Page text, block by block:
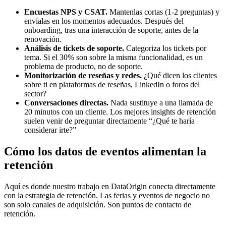
Encuestas NPS y CSAT. Mantenlas cortas (1-2 preguntas) y
envíalas en los momentos adecuados. Después del
onboarding, tras una interacción de soporte, antes de la
renovación.
Análisis de tickets de soporte. Categoriza los tickets por
tema. Si el 30% son sobre la misma funcionalidad, es un
problema de producto, no de soporte.
Monitorización de reseñas y redes. ¿Qué dicen los clientes
sobre ti en plataformas de reseñas, LinkedIn o foros del
sector?
Conversaciones directas. Nada sustituye a una llamada de
20 minutos con un cliente. Los mejores insights de retención
suelen venir de preguntar directamente “¿Qué te haría
considerar irte?”
Cómo los datos de eventos alimentan la
retención
Aquí es donde nuestro trabajo en DataOrigin conecta directamente
con la estrategia de retención. Las ferias y eventos de negocio no
son solo canales de adquisición. Son puntos de contacto de
retención.